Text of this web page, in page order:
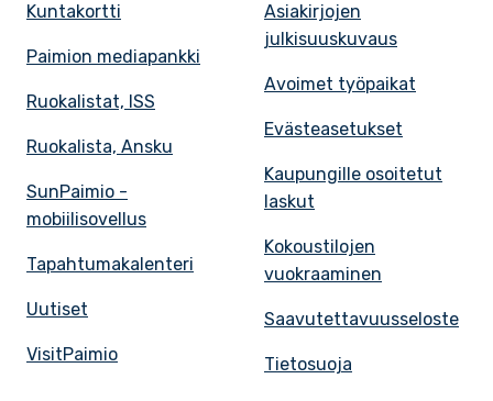
Kuntakortti
Paimion mediapankki
Ruokalistat, ISS
Ruokalista, Ansku
SunPaimio -
mobiilisovellus
Tapahtumakalenteri
Uutiset
VisitPaimio
Asiakirjojen
julkisuuskuvaus
Avoimet työpaikat
Evästeasetukset
Kaupungille osoitetut
laskut
Kokoustilojen
vuokraaminen
Saavutettavuusseloste
Tietosuoja